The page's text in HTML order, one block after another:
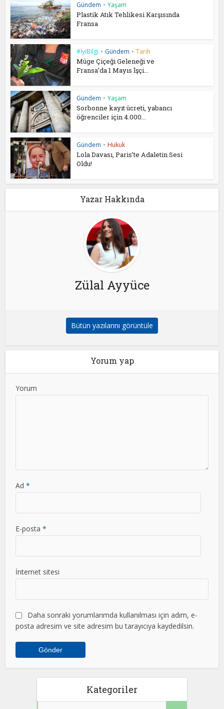
Gündem • Yaşam
Plastik Atık Tehlikesi Karşısında
Fransa
#İyiBilgi • Gündem • Tarih
Müge Çiçeği Geleneği ve
Fransa’da 1 Mayıs İşçi...
Gündem • Yaşam
Sorbonne kayıt ücreti, yabancı
öğrenciler için 4.000...
Gündem • Hukuk
Lola Davası, Paris’te Adaletin Sesi
Oldu!
Yazar Hakkında
Zülal Ayyüce
Bütün yazılarını görüntüle
Yorum yap
Yorum
Ad*
E-posta*
İnternet sitesi
Daha sonraki yorumlarımda kullanılması için adım, e-
posta adresim ve site adresim bu tarayıcıya kaydedilsin.
Kategoriler